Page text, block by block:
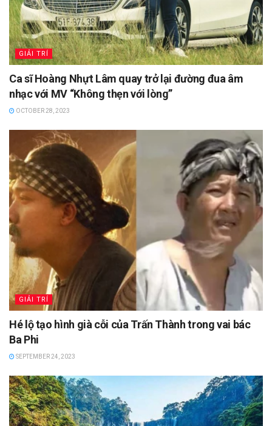
GIẢI TRÍ
Ca sĩ Hoàng Nhựt Lâm quay trở lại đường đua âm
nhạc với MV “Không thẹn với lòng”
OCTOBER 28, 2023
GIẢI TRÍ
Hé lộ tạo hình già cỗi của Trấn Thành trong vai bác
Ba Phi
SEPTEMBER 24, 2023